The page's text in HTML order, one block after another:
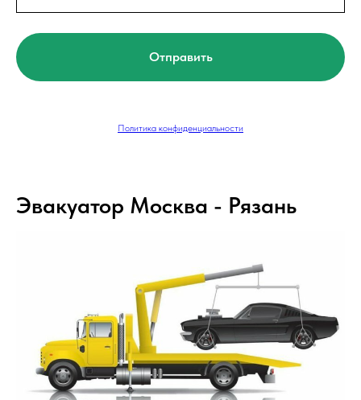
Отправить
Политика конфиденциальности
Эвакуатор Москва - Рязань